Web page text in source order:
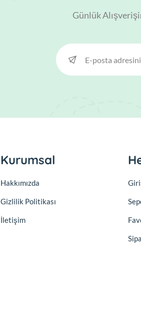
Günlük
Kurumsal
Hakkımızda
Gizlilik Politikası
İletişim